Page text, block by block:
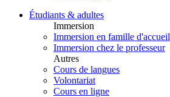
Étudiants & adultes
Immersion
Immersion en famille d'accueil
Immersion chez le professeur
Autres
Cours de langues
Volontariat
Cours en ligne